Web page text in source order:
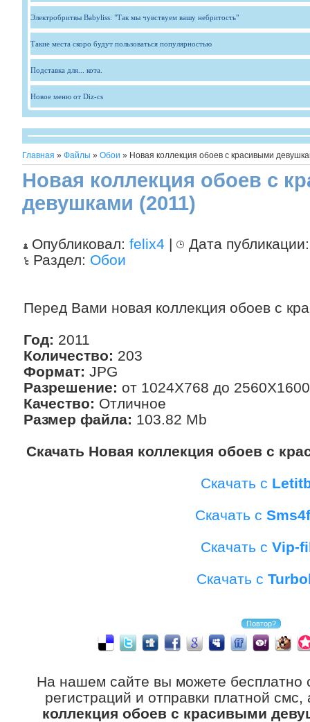
Электробритвы Babyliss: "Так мы чувствуем вашу небритость"
Такие места скоро будут пользоваться популярностью
Подставка для... кота.
Новое меню от Diz-cs
Главная » Файлы » Обои » Новая коллекция обоев с красивыми
Новая коллекция обоев с
девушками (2011)
Опубликовал: felix4 |
Дата
Раздел: Обои
Перед Вами новая коллекция обоев с
Год: 2011
Количество: 203
Формат: JPG
Разрешение: от 1024X768 до 2560X1600
Качество: Отличное
Размер файла: 103.82 Mb
Скачать Новая коллекция обоев с
Скачать с
Скачать с
Скачать с Vip-
Скачать с
На нашем сайте вы можете бесплатно
регистраций и отправки платной
коллекция обоев с красивыми